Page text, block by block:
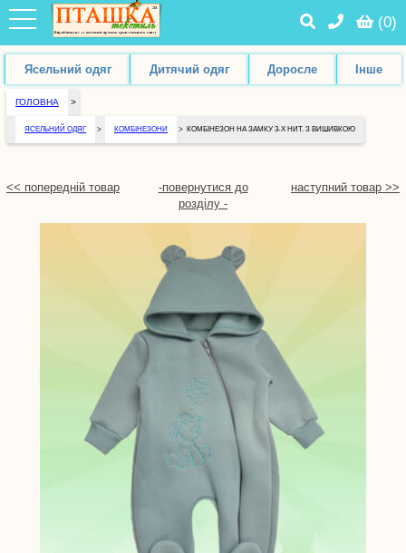
(0)
Ясельний одяг Дитячий одяг Доросле Інше
ГОЛОВНА >
ЯСЕЛЬНИЙ ОДЯГ > КОМБІНЕЗОНИ > КОМБІНЕЗОН НА ЗАМКУ 3-Х НИТ. З ВИШИВКОЮ
<< попередній товар
-повернутися до
розділу -
наступний товар >>